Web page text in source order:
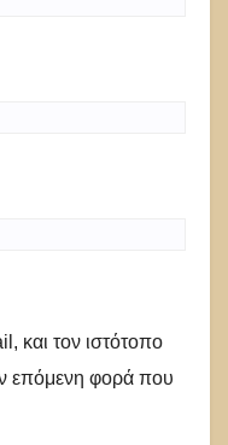
και τον ιστότοπο
επόμενη φορά που